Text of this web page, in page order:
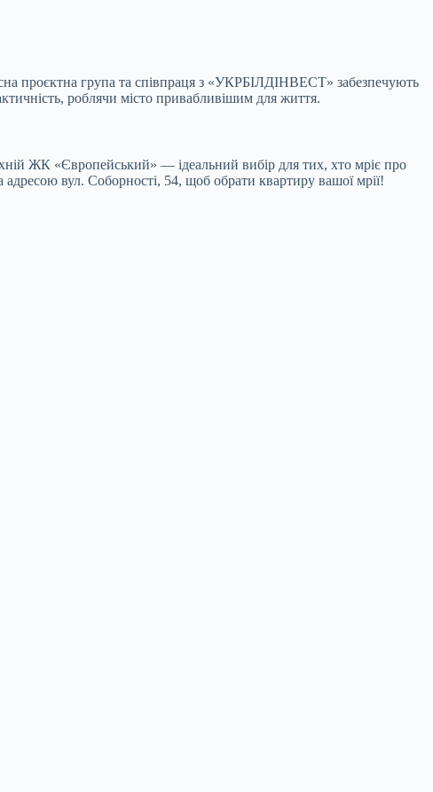
проєктна група та співпраця з «УКРБІЛДІНВЕСТ» забезпечують
роблячи місто привабливішим для життя.
ЖК «Європейський» — ідеальний вибір для тих, хто мріє про
вул. Соборності, 54, щоб обрати квартиру вашої мрії!